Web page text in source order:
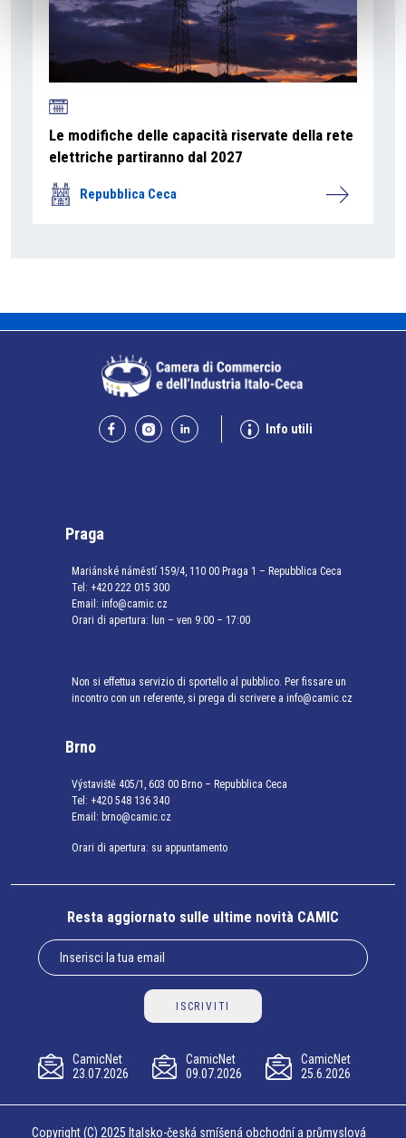
Le modifiche delle capacità riservate della rete
elettriche partiranno dal 2027
Repubblica Ceca
Info utili
Praga
Mariánské náměstí 159/4, 110 00 Praga 1 – Repubblica Ceca
Tel: +420 222 015 300
Email: info@camic.cz
Orari di apertura: lun – ven 9:00 – 17:00
Non si effettua servizio di sportello al pubblico. Per fissare un
incontro con un referente, si prega di scrivere a info@camic.cz
Brno
Výstaviště 405/1, 603 00 Brno – Repubblica Ceca
Tel: +420 548 136 340
Email: brno@camic.cz
Orari di apertura: su appuntamento
Resta aggiornato sulle ultime novità CAMIC
ISCRIVITI
CamicNet
23.07.2026
CamicNet
09.07.2026
CamicNet
25.6.2026
Copyright (C) 2025 Italsko-česká smíšená obchodní a průmyslová